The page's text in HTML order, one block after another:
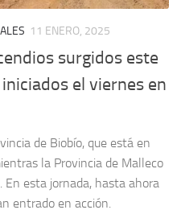
11 ENERO, 2025
surgidos este
el viernes en
de Biobío, que está en
la Provincia de Malleco
esta jornada, hasta ahora
entrado en acción.